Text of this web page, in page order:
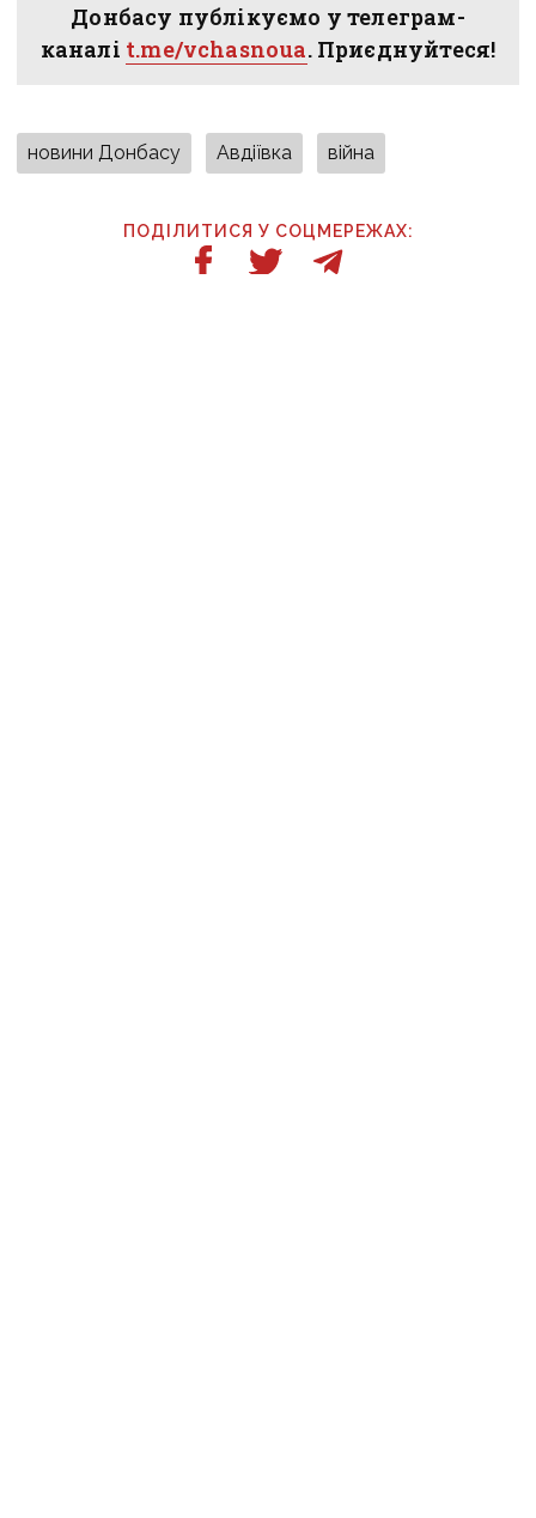
Донбасу публікуємо у телеграм-
каналі t.me/vchasnoua. Приєднуйтеся!
новини Донбасу Авдіївка війна
ПОДІЛИТИСЯ У СОЦМЕРЕЖАХ: